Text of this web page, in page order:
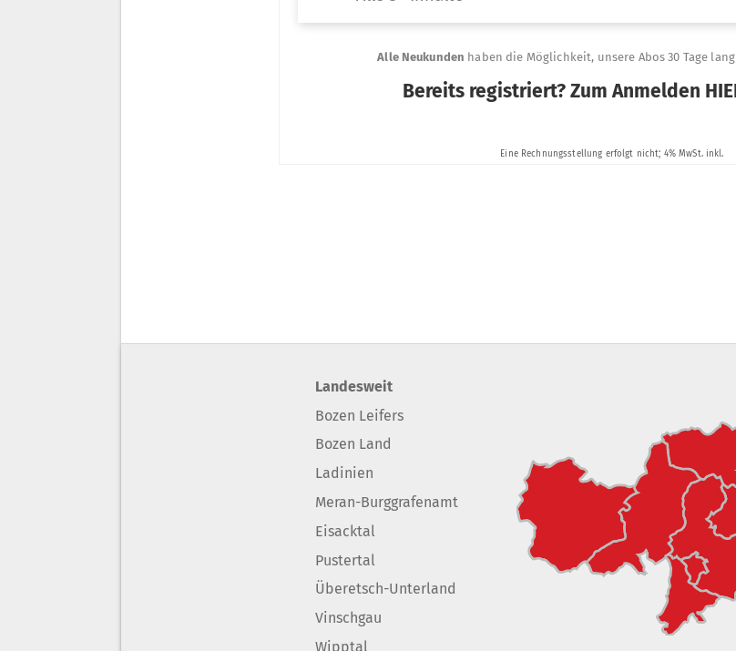
Landesweit
Bozen Leifers
Bozen Land
Ladinien
Meran-Burggrafenamt
Eisacktal
Pustertal
Überetsch-Unterland
Vinschgau
Wipptal